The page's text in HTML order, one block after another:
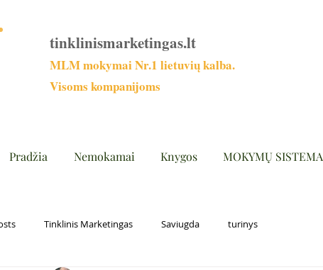
tinklinismarketingas.lt
MLM mokymai Nr.1 lietuvių kalba.
Visoms kompanijoms
Pradžia Nemokamai Knygos MOKYMŲ SISTEMA
Tinklinis Marketingas Saviugda turinys